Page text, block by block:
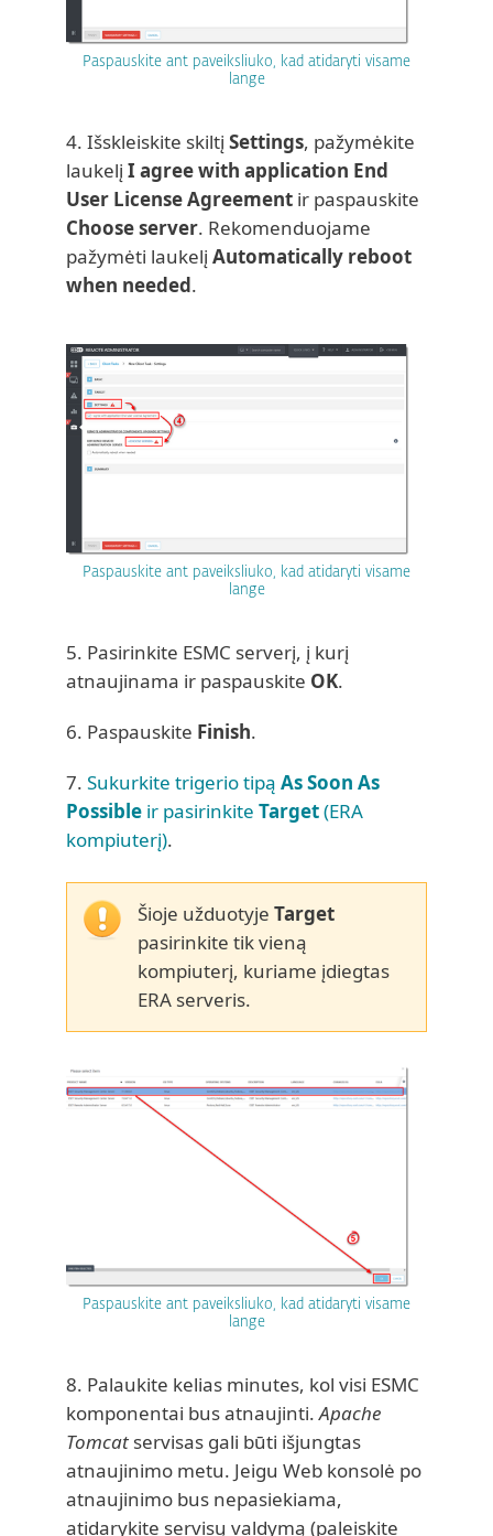
Paspauskite ant paveiksliuko, kad atidaryti visame
lange
4. Išskleiskite skiltį Settings, pažymėkite
laukelį I agree with application End
User License Agreement ir paspauskite
Choose server. Rekomenduojame
pažymėti laukelį Automatically reboot
when needed.
Paspauskite ant paveiksliuko, kad atidaryti visame
lange
5. Pasirinkite ESMC serverį, į kurį
atnaujinama ir paspauskite OK.
6. Paspauskite Finish.
7. Sukurkite trigerio tipą As Soon As
Possible ir pasirinkite Target(ERA
kompiuterį).
Šioje užduotyje Target
pasirinkite tik vieną
kompiuterį, kuriame įdiegtas
ERA serveris.
Paspauskite ant paveiksliuko, kad atidaryti visame
lange
8. Palaukite kelias minutes, kol visi ESMC
komponentai bus atnaujinti.Apache
Tomcat servisas gali būti išjungtas
atnaujinimo metu. Jeigu Web konsolė po
atnaujinimo bus nepasiekiama,
atidarykite servisų valdymą (paleiskite